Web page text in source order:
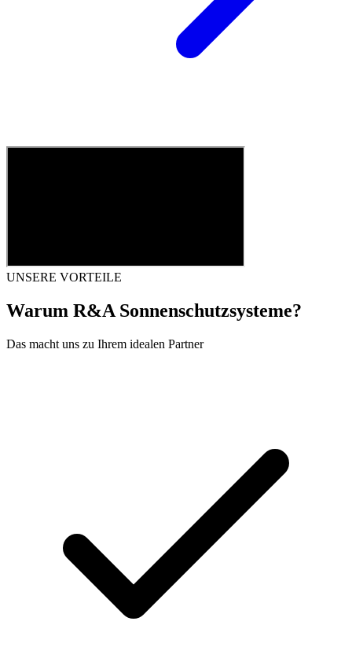
UNSERE VORTEILE
Warum R&A Sonnenschutzsysteme?
Das macht uns zu Ihrem idealen Partner